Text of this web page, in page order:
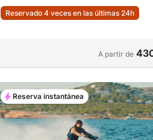
Reservado 4 veces en las últimas 24h
A partir de
Reserva instantánea